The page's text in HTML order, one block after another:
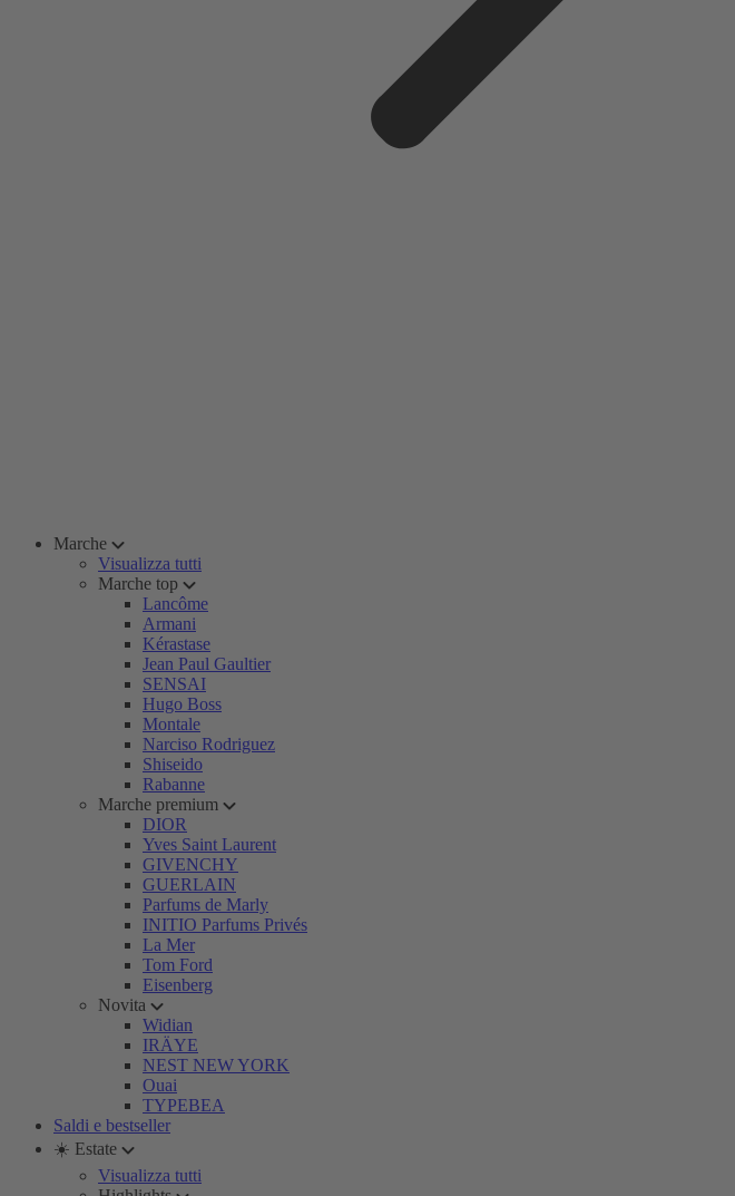
Marche
Visualizza tutti
Marche top
Lancôme
Armani
Kérastase
Jean Paul Gaultier
SENSAI
Hugo Boss
Montale
Narciso Rodriguez
Shiseido
Rabanne
Marche premium
DIOR
Yves Saint Laurent
GIVENCHY
GUERLAIN
Parfums de Marly
INITIO Parfums Privés
La Mer
Tom Ford
Eisenberg
Novita
Widian
IRÄYE
NEST NEW YORK
Ouai
TYPEBEA
Saldi e bestseller
☀️ Estate
Visualizza tutti